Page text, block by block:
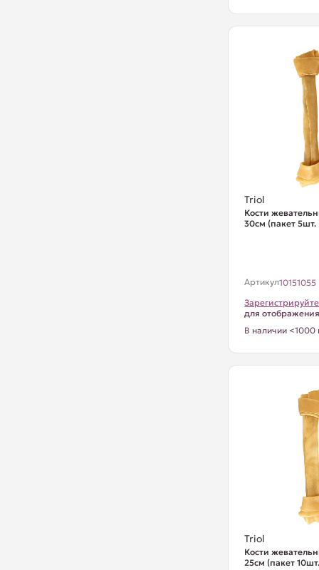
Triol
Кости
30см (пакет 5шт.
Артикул10151055
для
В наличии <1000
Triol
Кости
25см (пакет